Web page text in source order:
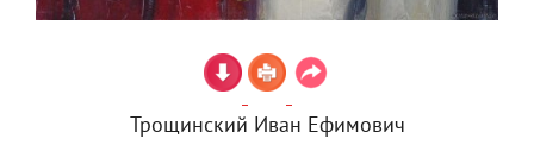
Трощинский Иван Ефимович